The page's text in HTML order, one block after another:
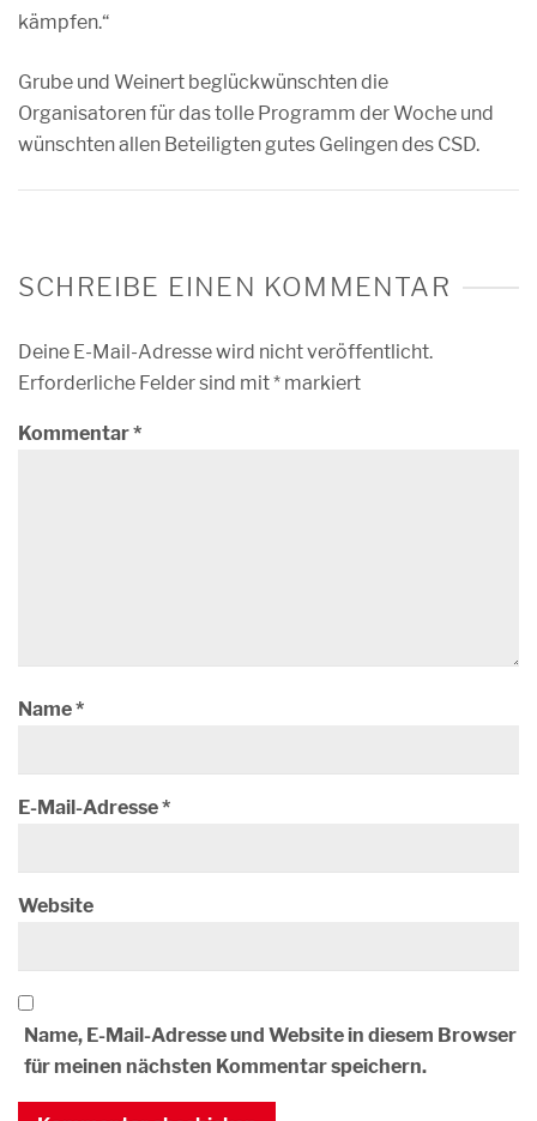
kämpfen.“
Grube und Weinert beglückwünschten die
Organisatoren für das tolle Programm der Woche und
wünschten allen Beteiligten gutes Gelingen des CSD.
SCHREIBE EINEN KOMMENTAR
Deine E-Mail-Adresse wird nicht veröffentlicht.
Erforderliche Felder sind mit* markiert
Kommentar*
Name*
E-Mail-Adresse*
Website
Name, E-Mail-Adresse und Website in diesem Browser
für meinen nächsten Kommentar speichern.